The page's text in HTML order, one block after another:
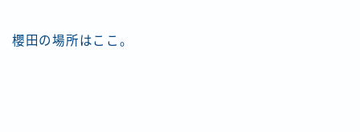
櫻田の場所はここ。